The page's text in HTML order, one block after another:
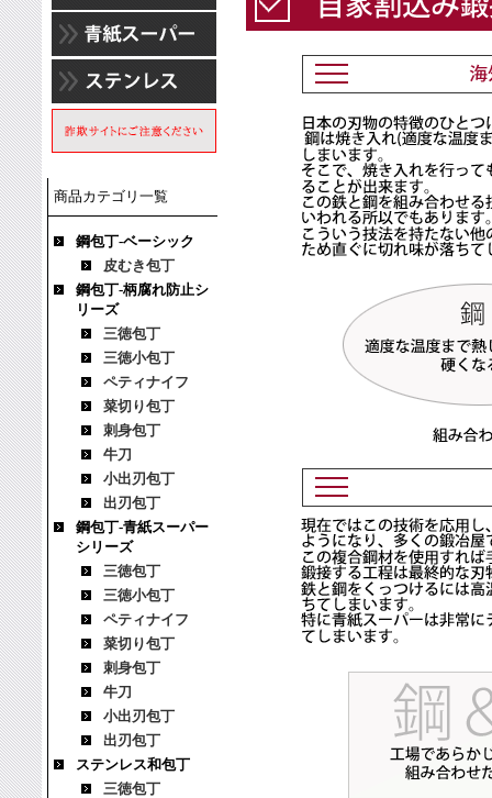
商品カテゴリ一覧
鋼包丁-ベーシック
皮むき包丁
鋼包丁-柄腐れ防止シ
リーズ
三徳包丁
三徳小包丁
ペティナイフ
菜切り包丁
刺身包丁
牛刀
小出刃包丁
出刃包丁
鋼包丁-青紙スーパー
シリーズ
三徳包丁
三徳小包丁
ペティナイフ
菜切り包丁
刺身包丁
牛刀
小出刃包丁
出刃包丁
ステンレス和包丁
三徳包丁